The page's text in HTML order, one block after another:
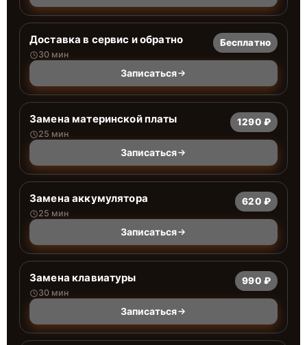
Доставка в сервис и обратно
30 мин
Бесплатно
Записаться
Замена материнской платы
25 мин
1290 ₽
Записаться
Замена аккумулятора
25 мин
620 ₽
Записаться
Замена клавиатуры
30 мин
990 ₽
Записаться